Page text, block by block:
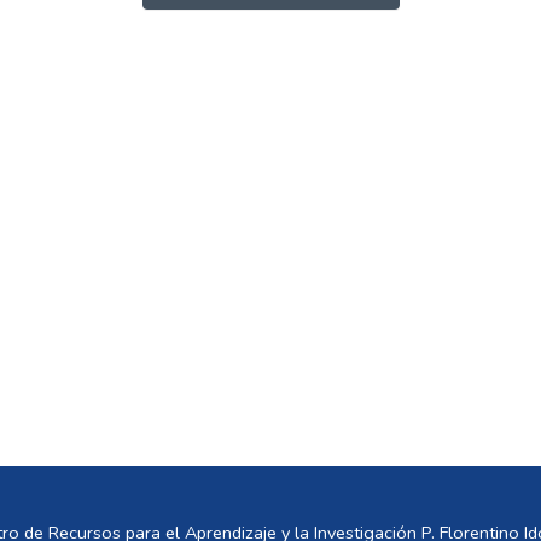
de Recursos para el Aprendizaje y la Investigación P. Florentino